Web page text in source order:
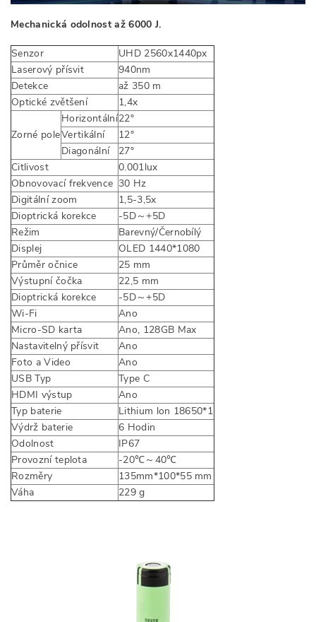
Mechanická odolnost až 6000 J.
Senzor
UHD 2560x1440px
Laserový přísvit
940nm
Detekce
až 350 m
Optické zvětšení
1,4x
Zorné pole
Horizontální22°
Vertikální
12°
Diagonální
27°
Citlivost
0.001lux
Obnovovací frekvence 30 Hz
Digitální zoom
1,5-3,5x
Dioptrická korekce
-5D～+5D
Režim
Barevný/Černobílý
Displej
OLED 1440*1080
Průměr očnice
25 mm
Výstupní čočka
22,5 mm
Dioptrická korekce
-5D～+5D
Wi-Fi
Ano
Micro-SD karta
Ano, 128GB Max
Nastavitelný přísvit
Ano
Foto a Video
Ano
USB Typ
Type C
HDMI výstup
Ano
Typ baterie
Lithium lon 18650*1
Výdrž baterie
6 Hodin
Odolnost
IP67
Provozní teplota
-20℃～40℃
Rozměry
135mm*100*55 mm
Váha
229 g